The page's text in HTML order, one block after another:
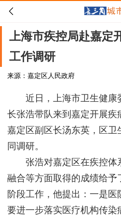

上海市疾控局赴嘉定
工作调研
来源：嘉定区人民政府
近日，上海市卫生健康
长张浩带队来到嘉定开展疾
嘉定区副区长汤东英，区卫
同调研。
张浩对嘉定区在疾控体
融合等方面取得的成绩给予
阶段工作，他提出：一是医
要进一步落实医疗机构传染